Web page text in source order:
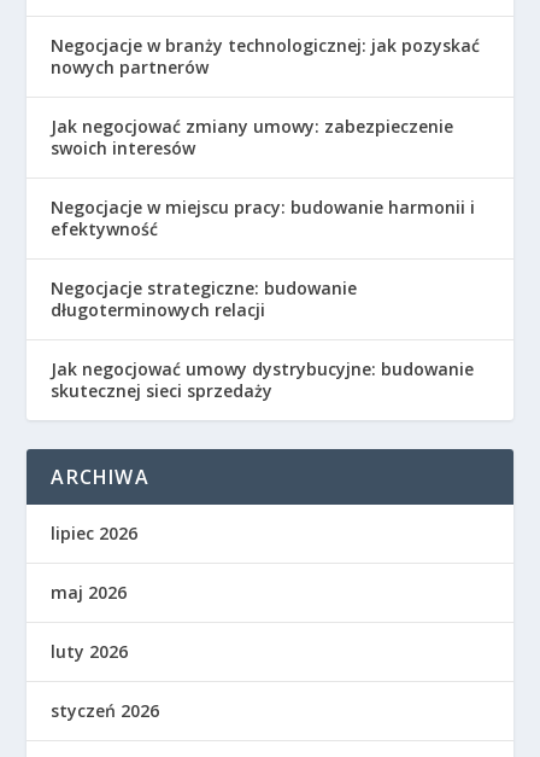
Negocjacje w branży technologicznej: jak pozyskać
nowych partnerów
Jak negocjować zmiany umowy: zabezpieczenie
swoich interesów
Negocjacje w miejscu pracy: budowanie harmonii i
efektywność
Negocjacje strategiczne: budowanie
długoterminowych relacji
Jak negocjować umowy dystrybucyjne: budowanie
skutecznej sieci sprzedaży
ARCHIWA
lipiec 2026
maj 2026
luty 2026
styczeń 2026